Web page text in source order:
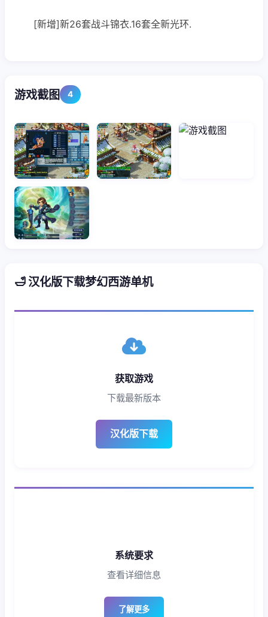
[新增]新26套战斗锦衣.16套全新光环.
游戏截图 4
🛁 汉化版下载梦幻西游单机
获取游戏
下载最新版本
汉化版下载
系统要求
查看详细信息
了解更多